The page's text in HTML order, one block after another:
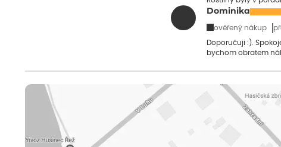
Dominika
ověřený nákup
Doporučuji :).
bychom obratem